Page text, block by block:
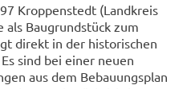
Kroppenstedt (Landkreis
Baugrundstück zum
direkt in der historischen
sind bei einer neuen
aus dem Bebauungsplan